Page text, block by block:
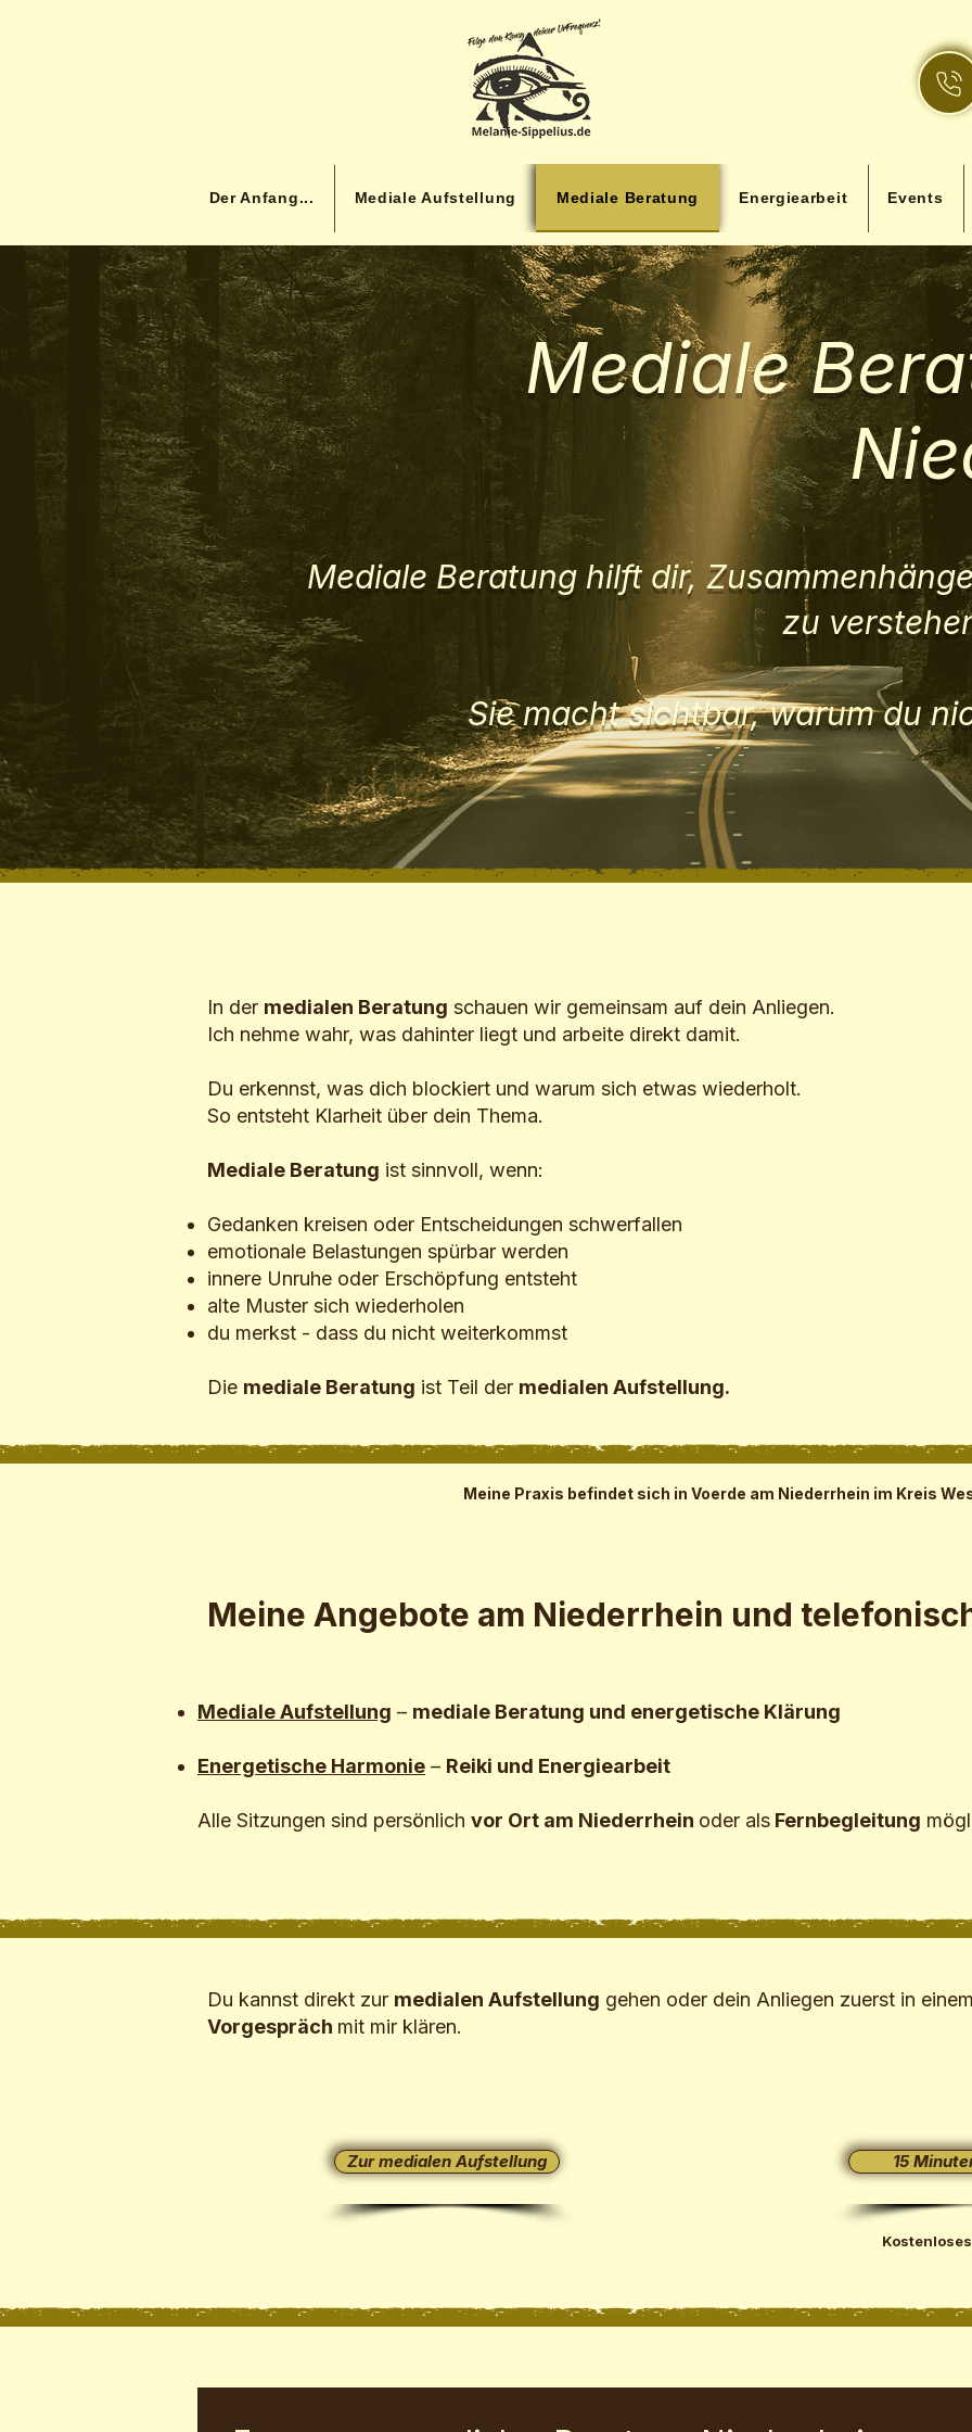
Der Anfang... Mediale Aufstellung Mediale Beratung Energiearbeit Events
Mediale
Mediale Beratung hilft dir,
zu
Sie macht sichtbar, warum du
In der medialen Beratung schauen wir gemeinsam auf dein Anliegen.
Ich nehme wahr, was dahinter liegt und arbeite direkt damit.
Du erkennst, was dich blockiert und warum sich etwas wiederholt.
So entsteht Klarheit über dein Thema.
Mediale Beratung ist sinnvoll, wenn:
Gedanken kreisen oder Entscheidungen schwerfallen
emotionale Belastungen spürbar werden
innere Unruhe oder Erschöpfung entsteht
alte Muster sich wiederholen
du merkst - dass du nicht weiterkommst
Die mediale Beratung ist Teil der medialen Aufstellung.
Meine Praxis befindet sich in Voerde am Niederrhein im Kreis
Achtsam. Individuell. In deinem Tempo.
Du kannst direkt zur medialen Aufstellung gehen oder dein Anliegen zuerst in einem
Vorgespräch mit mir klären.
Zur medialen Aufstellung 15
Meine Angebote am Niederrhein und
Mediale Aufstellung – mediale Beratung und energetische Klärung
Energetische Harmonie – Reiki und Energiearbeit
Alle Sitzungen sind persönlich vor Ort am Niederrhein oder als Fernbegleitung